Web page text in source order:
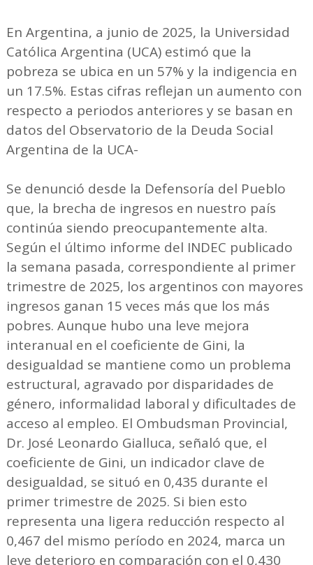
En Argentina, a junio de 2025, la Universidad
Católica Argentina (UCA) estimó que la
pobreza se ubica en un 57% y la indigencia en
un 17.5%. Estas cifras reflejan un aumento con
respecto a periodos anteriores y se basan en
datos del Observatorio de la Deuda Social
Argentina de la UCA-
Se denunció desde la Defensoría del Pueblo
que, la brecha de ingresos en nuestro país
continúa siendo preocupantemente alta.
Según el último informe del INDEC publicado
la semana pasada, correspondiente al primer
trimestre de 2025, los argentinos con mayores
ingresos ganan 15 veces más que los más
pobres. Aunque hubo una leve mejora
interanual en el coeficiente de Gini, la
desigualdad se mantiene como un problema
estructural, agravado por disparidades de
género, informalidad laboral y dificultades de
acceso al empleo. El Ombudsman Provincial,
Dr. José Leonardo Gialluca, señaló que, el
coeficiente de Gini, un indicador clave de
desigualdad, se situó en 0,435 durante el
primer trimestre de 2025. Si bien esto
representa una ligera reducción respecto al
0,467 del mismo período en 2024, marca un
leve deterioro en comparación con el 0,430